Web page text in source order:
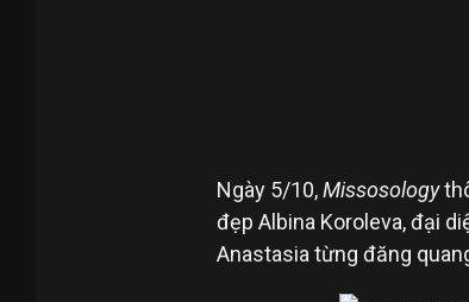
Ngày 5/10,Missosology
đẹp Albina Koroleva, đại
Anastasia từng đăng